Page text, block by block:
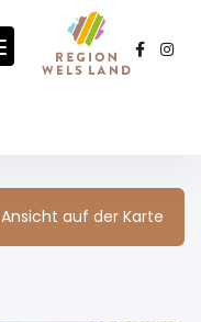
Ansicht auf der Karte